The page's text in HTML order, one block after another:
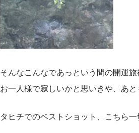
そんなこんなであっという間の開運旅
お一人様で寂しいかと思いきや、あ
タヒチでのベストショット、こちら一